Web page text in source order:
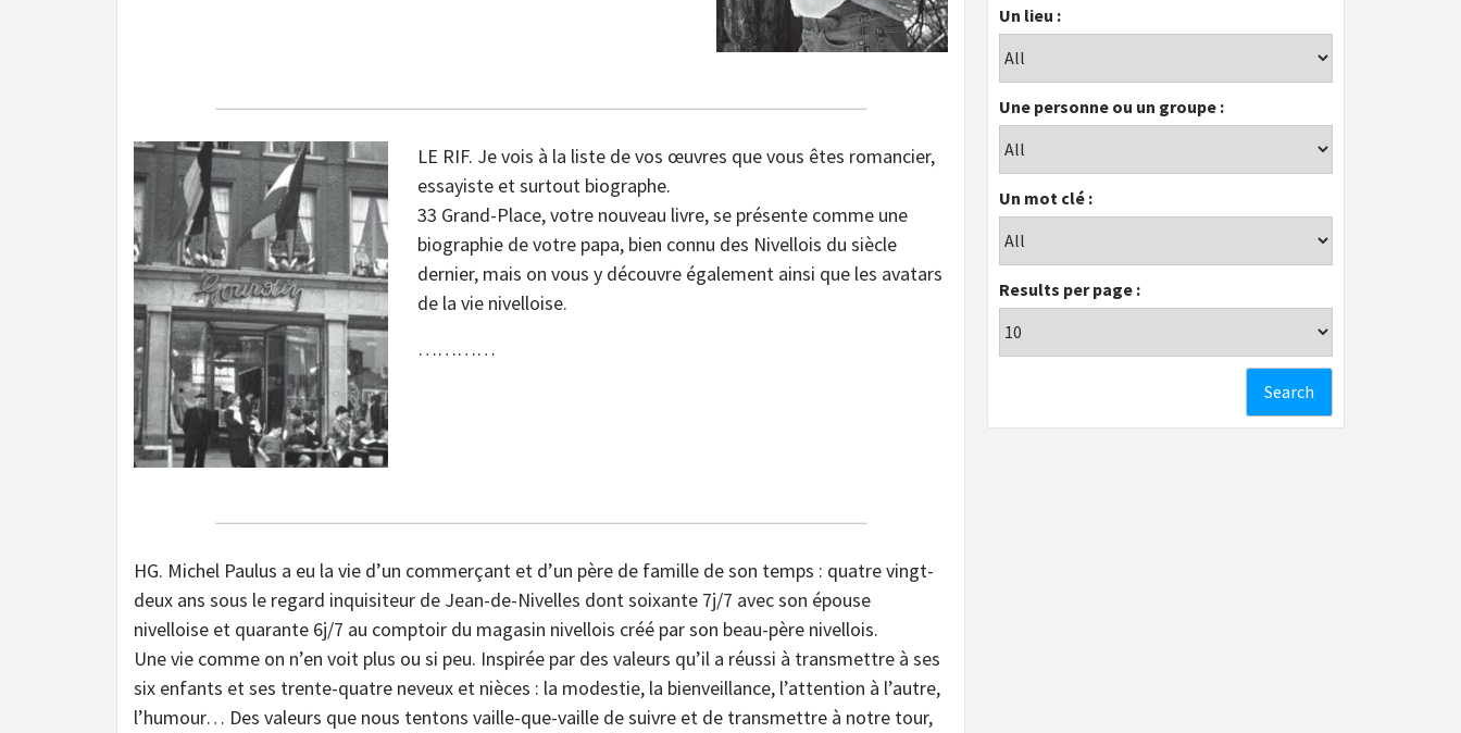
LE RIF. Je vois à la liste de vos œuvres que vous êtes romancier,
essayiste et surtout biographe.
33 Grand-Place, votre nouveau livre, se présente comme une
biographie de votre papa, bien connu des Nivellois du siècle
dernier, mais on vous y découvre également ainsi que les avatars
de la vie nivelloise.
…………
HG. Michel Paulus a eu la vie d’un commerçant et d’un père de famille de son temps : quatre vingt-
deux ans sous le regard inquisiteur de Jean-de-Nivelles dont soixante 7j/7 avec son épouse
nivelloise et quarante 6j/7 au comptoir du magasin nivellois créé par son beau-père nivellois.
Une vie comme on n’en voit plus ou si peu. Inspirée par des valeurs qu’il a réussi à transmettre à ses
six enfants et ses trente-quatre neveux et nièces : la modestie, la bienveillance, l’attention à l’autre,
l’humour… Des valeurs que nous tentons vaille-que-vaille de suivre et de transmettre à notre tour,
Un lieu :
Une personne ou un groupe :
Un mot clé :
Results per page :